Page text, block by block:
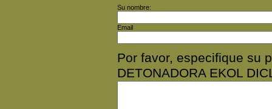
Su nombre:
Email
Por favor, especifique su
DETONADORA EKOL